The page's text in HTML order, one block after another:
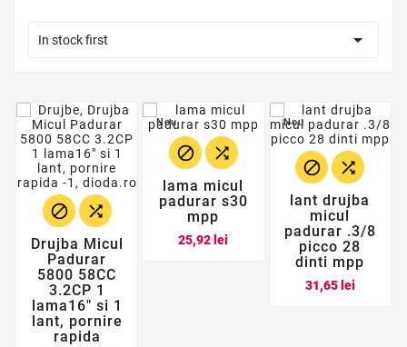
In stock first 
 
Drujba Micul
Padurar
5800 58CC
3.2CP 1
lama16" si 1
lant, pornire
rapida
Nou
 
lama micul
padurar s30
mpp
25,92 lei
Nou
 
lant drujba
micul
padurar .3/8
picco 28
dinti mpp
31,65 leiPret